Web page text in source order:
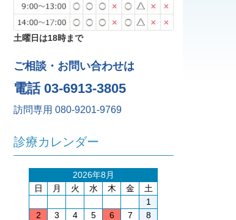
土曜日は18時まで
ご相談・お問い合わせは
電話 03-6913-3805
訪問専用 080-9201-9769
診療カレンダー
2026年8月
日
月 火 水 木 金
土
1
2
3 4 5 6 7
8